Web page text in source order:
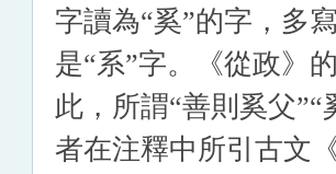
字讀為“奚”的字，多
是“系”字。《從政》
此，所謂“善則奚父
者在注釋中所引古文